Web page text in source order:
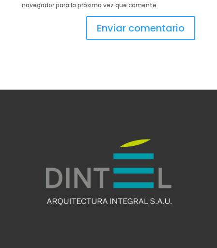
navegador para la próxima vez que comente.